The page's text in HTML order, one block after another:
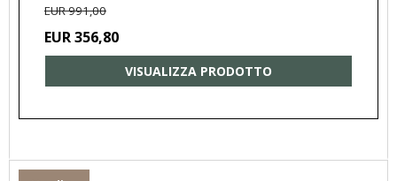
EUR 991,00
EUR 356,80
VISUALIZZA PRODOTTO